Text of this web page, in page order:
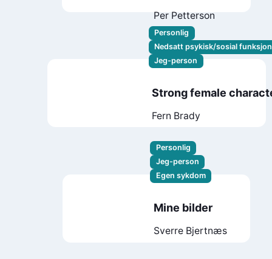
Per Petterson
Personlig
Nedsatt psykisk/sosial
Jeg-person
Strong female
Fern Brady
Personlig
Jeg-person
Egen sykdom
Mine bilder
Sverre Bjertnæs